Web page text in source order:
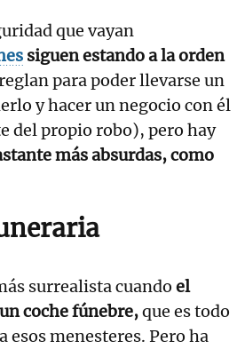
que vayan
siguen estando a la orden
para poder llevarse un
y hacer un negocio con él
del propio robo), pero hay
más absurdas, como
surrealista cuandoel
coche fúnebre,que es todo
esos menesteres. Pero ha